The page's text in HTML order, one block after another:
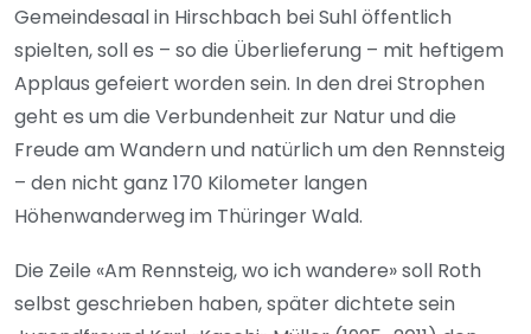
Gemeindesaal in Hirschbach bei Suhl öffentlich
spielten, soll es – so die Überlieferung – mit heftigem
Applaus gefeiert worden sein. In den drei Strophen
geht es um die Verbundenheit zur Natur und die
Freude am Wandern und natürlich um den Rennsteig
– den nicht ganz 170 Kilometer langen
Höhenwanderweg im Thüringer Wald.
Die Zeile «Am Rennsteig, wo ich wandere» soll Roth
selbst geschrieben haben, später dichtete sein